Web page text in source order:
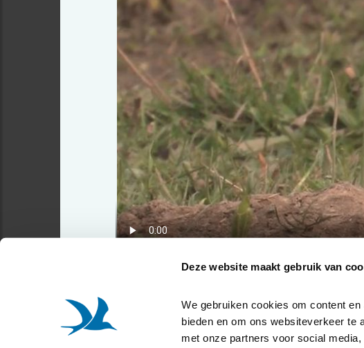
Deze website maakt gebruik van
We gebruiken cookies om content
bieden en om ons websiteverkeer te
met onze partners voor social